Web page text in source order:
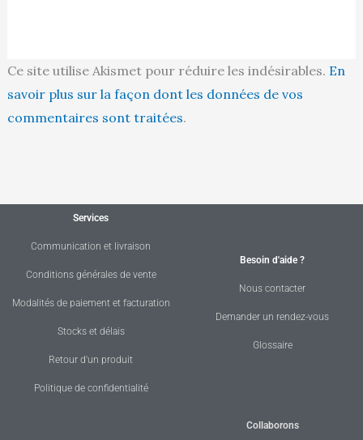
Ce site utilise Akismet pour réduire les indésirables. En
savoir plus sur la façon dont les données de vos
commentaires sont traitées.
Services
Communication et livraison
Conditions générales de vente
Modalités de paiement et facturation
Stocks et délais
Retour d'un produit
Politique de confidentialité
Besoin d'aide ?
Nous contacter
Demander un rendez-vous
Glossaire
Collaborons